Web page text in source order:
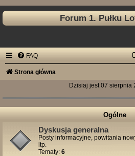
Forum 1. Pułku
FAQ
Strona główna
Dzisiaj jest 07 sierpnia
Ogólne
Dyskusja generalna
Posty informacyjne, powitania
itp.
Tematy: 6